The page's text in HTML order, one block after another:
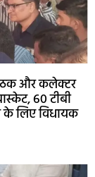
और कलेक्टर
60 टीबी
के लिए विधायक